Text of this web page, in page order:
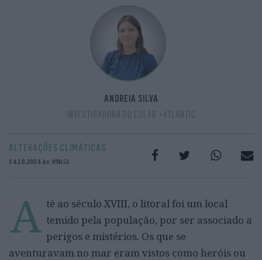
ANDREIA SILVA
INVESTIGADORA DO COLAB +ATLANTIC
ALTERAÇÕES CLIMÁTICAS
14.10.2024 às 09h51
A té ao século XVIII, o litoral foi um local
temido pela população, por ser associado a
perigos e mistérios. Os que se
aventuravam no mar eram vistos como heróis ou